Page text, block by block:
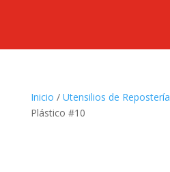
Inicio / Utensilios de Repostería
Plástico #10